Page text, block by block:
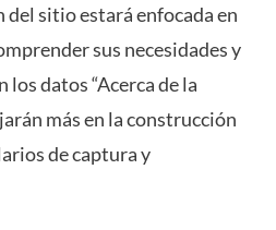
del sitio estará enfocada en
sus necesidades y
los datos “Acerca de la
más en la construcción
de captura y